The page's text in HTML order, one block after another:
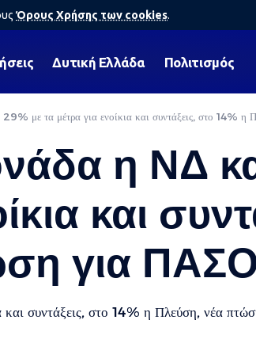
Όρους Χρήσης των cookies.
Δυτική Ελλάδα Πολιτισμός
με τα μέτρα για ενοίκια και συντάξεις, στο 14%
η ΝΔ
και
για
συντάξεις, στο 14% η Πλεύση, νέα